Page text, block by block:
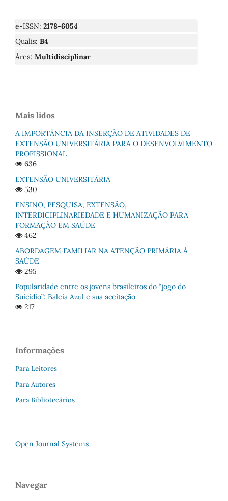
e-ISSN: 2178-6054
Qualis: B4
Área: Multidisciplinar
Mais lidos
A IMPORTÂNCIA DA INSERÇÃO DE ATIVIDADES DE
EXTENSÃO UNIVERSITÁRIA PARA O DESENVOLVIMENTO
PROFISSIONAL
636
EXTENSÃO UNIVERSITÁRIA
530
ENSINO, PESQUISA, EXTENSÃO,
INTERDICIPLINARIEDADE E HUMANIZAÇÃO PARA
FORMAÇÃO EM SAÚDE
462
ABORDAGEM FAMILIAR NA ATENÇÃO PRIMÁRIA À
SAÚDE
295
Popularidade entre os jovens brasileiros do “jogo do
Suicídio”: Baleia Azul e sua aceitação
217
Informações
Para Leitores
Para Autores
Para Bibliotecários
Open Journal Systems
Navegar